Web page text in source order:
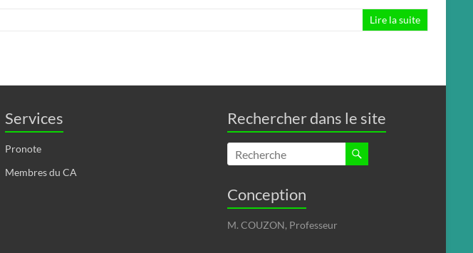
Lire la suite
Services
Pronote
Membres du CA
Rechercher dans le site
Conception
M. COUZON, Professeur